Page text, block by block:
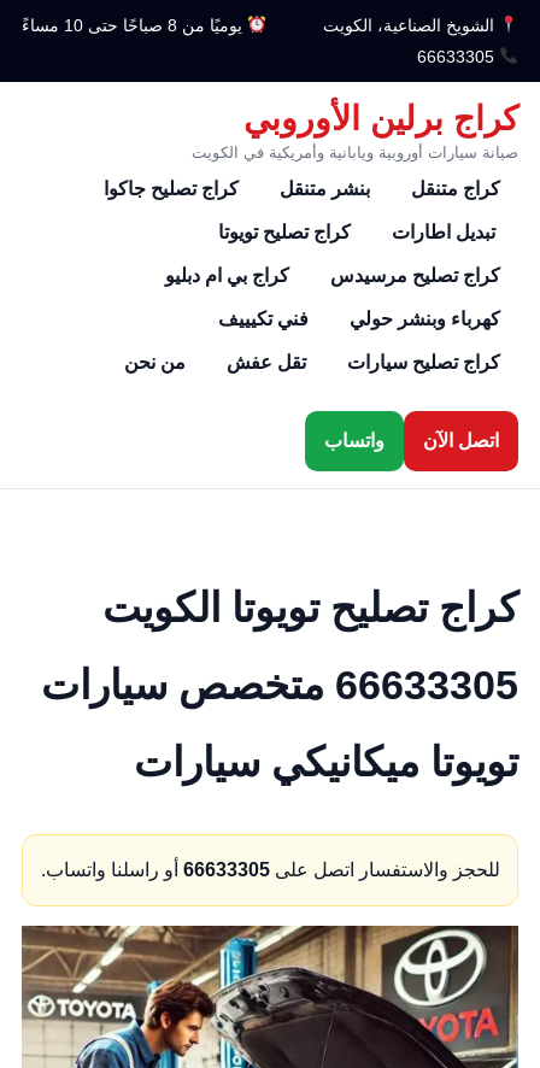
الشويخ الصناعية، الكويت
يوميًا من 8 صباحًا حتى 10 مساءً
66633305
كراج برلين الأوروبي
صيانة سيارات أوروبية ويابانية وأمريكية في الكويت
كراج متنقل بنشر متنقل كراج تصليح جاكوا
تبديل اطارات كراج تصليح تويوتا
كراج تصليح مرسيدس كراج بي ام دبليو
كهرباء وبنشر حولي فني تكيييف
كراج تصليح سيارات تقل عفش من نحن
اتصل الآن واتساب
كراج تصليح تويوتا الكويت
66633305 متخصص سيارات
تويوتا ميكانيكي سيارات
للحجز والاستفسار اتصل على 66633305أو راسلنا واتساب.